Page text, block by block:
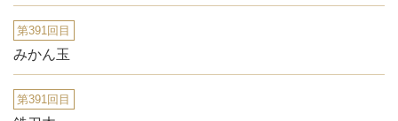
第391回目
みかん玉
第391回目